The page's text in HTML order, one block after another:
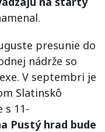
presunie do
nádrže so
V septembri je
Slatinskô
s 11-
Pustý hrad bude